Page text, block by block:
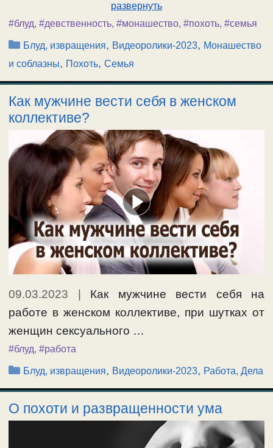
развернуть
#блуд, #девственность, #монашество, #похоть, #семья
Рубрики
Блуд, извращения, Видеоролики-2023, Монашество
и соблазны, Похоть, Семья
Как мужчине вести себя в женском
коллективе?
09.03.2023
Как мужчине вести себя на
работе в женском коллективе, при шутках от
женщин сексуального …
#блуд, #работа
Рубрики
Блуд, извращения, Видеоролики-2023, Работа, Дела
О похоти и развращенности ума